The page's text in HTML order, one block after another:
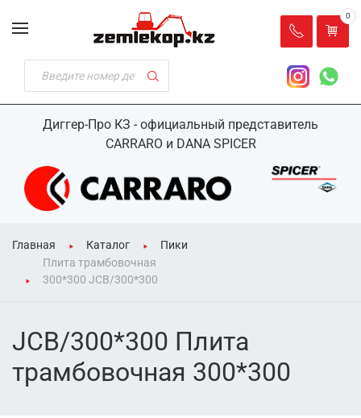
Диггер-Про КЗ - официальный представитель
CARRARO и DANA SPICER
0
Главная Каталог
Пики
Плита трамбовочная
300*300 JCB/300*300
JCB/300*300 Плита
трамбовочная 300*300